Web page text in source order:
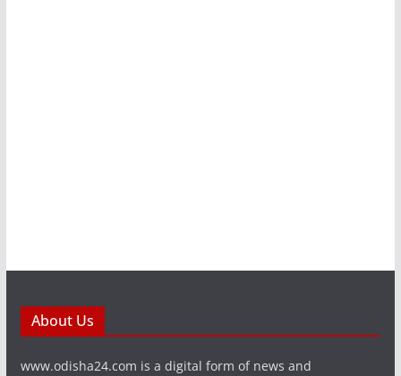
About Us
www.odisha24.com is a digital form of news and